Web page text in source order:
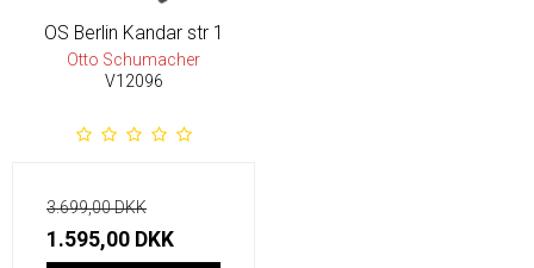
OS Berlin Kandar str 1
Otto Schumacher
V12096
3.699,00 DKK
1.595,00 DKK